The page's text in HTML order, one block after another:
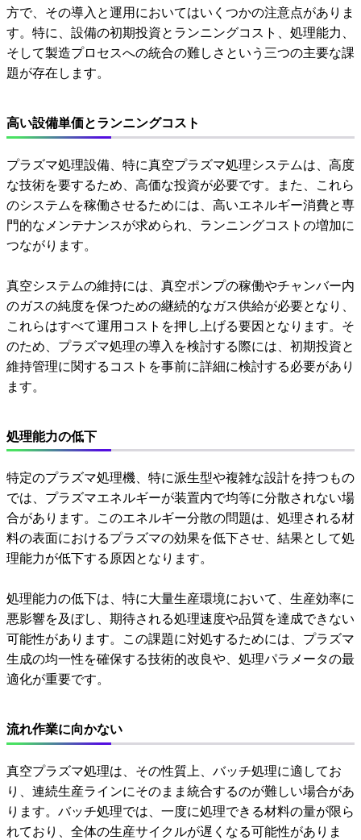
方で、その導入と運用においてはいくつかの注意点がありま
す。特に、設備の初期投資とランニングコスト、処理能力、
そして製造プロセスへの統合の難しさという三つの主要な課
題が存在します。
高い設備単価とランニングコスト
プラズマ処理設備、特に真空プラズマ処理システムは、高度
な技術を要するため、高価な投資が必要です。また、これら
のシステムを稼働させるためには、高いエネルギー消費と専
門的なメンテナンスが求められ、ランニングコストの増加に
つながります。
真空システムの維持には、真空ポンプの稼働やチャンバー内
のガスの純度を保つための継続的なガス供給が必要となり、
これらはすべて運用コストを押し上げる要因となります。そ
のため、プラズマ処理の導入を検討する際には、初期投資と
維持管理に関するコストを事前に詳細に検討する必要があり
ます。
処理能力の低下
特定のプラズマ処理機、特に派生型や複雑な設計を持つもの
では、プラズマエネルギーが装置内で均等に分散されない場
合があります。このエネルギー分散の問題は、処理される材
料の表面におけるプラズマの効果を低下させ、結果として処
理能力が低下する原因となります。
処理能力の低下は、特に大量生産環境において、生産効率に
悪影響を及ぼし、期待される処理速度や品質を達成できない
可能性があります。この課題に対処するためには、プラズマ
生成の均一性を確保する技術的改良や、処理パラメータの最
適化が重要です。
流れ作業に向かない
真空プラズマ処理は、その性質上、バッチ処理に適してお
り、連続生産ラインにそのまま統合するのが難しい場合があ
ります。バッチ処理では、一度に処理できる材料の量が限ら
れており、全体の生産サイクルが遅くなる可能性がありま